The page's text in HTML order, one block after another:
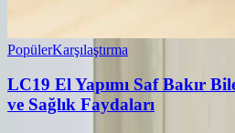
PopülerKarşılaştırma
LC19 El Yapımı Saf Bakır
ve Sağlık Faydaları